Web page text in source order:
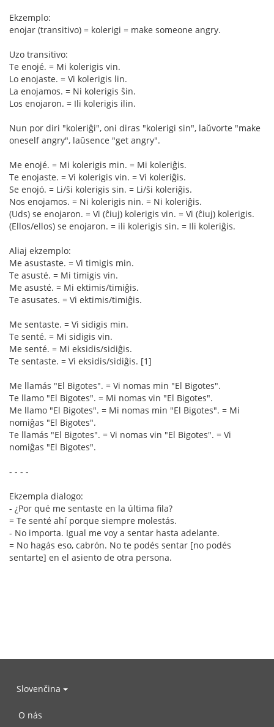
Ekzemplo:
enojar (transitivo) = kolerigi = make someone angry.
Uzo transitivo:
Te enojé. = Mi kolerigis vin.
Lo enojaste. = Vi kolerigis lin.
La enojamos. = Ni kolerigis ŝin.
Los enojaron. = Ili kolerigis ilin.
Nun por diri "koleriĝi", oni diras "kolerigi sin", laŭvorte "make
oneself angry", laŭsence "get angry".
Me enojé. = Mi kolerigis min. = Mi koleriĝis.
Te enojaste. = Vi kolerigis vin. = Vi koleriĝis.
Se enojó. = Li/ŝi kolerigis sin. = Li/ŝi koleriĝis.
Nos enojamos. = Ni kolerigis nin. = Ni koleriĝis.
(Uds) se enojaron. = Vi (ĉiuj) kolerigis vin. = Vi (ĉiuj) kolerigis.
(Ellos/ellos) se enojaron. = ili kolerigis sin. = Ili koleriĝis.
Aliaj ekzemplo:
Me asustaste. = Vi timigis min.
Te asusté. = Mi timigis vin.
Me asusté. = Mi ektimis/timiĝis.
Te asusates. = Vi ektimis/timiĝis.
Me sentaste. = Vi sidigis min.
Te senté. = Mi sidigis vin.
Me senté. = Mi eksidis/sidiĝis.
Te sentaste. = Vi eksidis/sidiĝis. [1]
Me llamás "El Bigotes". = Vi nomas min "El Bigotes".
Te llamo "El Bigotes". = Mi nomas vin "El Bigotes".
Me llamo "El Bigotes". = Mi nomas min "El Bigotes". = Mi
nomiĝas "El Bigotes".
Te llamás "El Bigotes". = Vi nomas vin "El Bigotes". = Vi
nomiĝas "El Bigotes".
- - - -
Ekzempla dialogo:
- ¿Por qué me sentaste en la última fila?
= Te senté ahí porque siempre molestás.
- No importa. Igual me voy a sentar hasta adelante.
= No hagás eso, cabrón. No te podés sentar [no podés
sentarte] en el asiento de otra persona.
Slovenčina
O nás